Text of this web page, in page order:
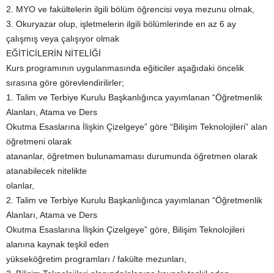
2. MYO ve fakültelerin ilgili bölüm öğrencisi veya mezunu olmak,
3. Okuryazar olup, işletmelerin ilgili bölümlerinde en az 6 ay
çalışmış veya çalışıyor olmak
EĞİTİCİLERİN NİTELİĞİ
Kurs programının uygulanmasında eğiticiler aşağıdaki öncelik
sırasına göre görevlendirilirler;
1. Talim ve Terbiye Kurulu Başkanlığınca yayımlanan “Öğretmenlik
Alanları, Atama ve Ders
Okutma Esaslarına İlişkin Çizelgeye” göre “Bilişim Teknolojileri” alan
öğretmeni olarak
atananlar, öğretmen bulunamaması durumunda öğretmen olarak
atanabilecek nitelikte
olanlar,
2. Talim ve Terbiye Kurulu Başkanlığınca yayımlanan “Öğretmenlik
Alanları, Atama ve Ders
Okutma Esaslarına İlişkin Çizelgeye” göre, Bilişim Teknolojileri
alanına kaynak teşkil eden
yükseköğretim programları / fakülte mezunları,